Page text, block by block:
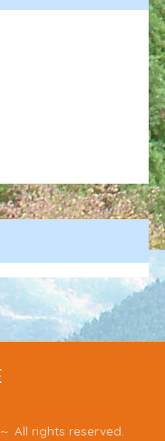
All rights reserved.